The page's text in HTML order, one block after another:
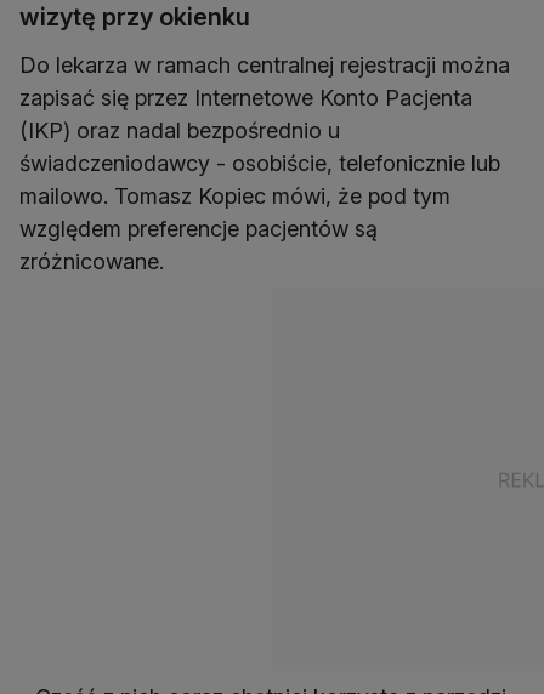
wizytę przy okienku
Do lekarza w ramach centralnej rejestracji można
zapisać się przez Internetowe Konto Pacjenta
(IKP) oraz nadal bezpośrednio u
świadczeniodawcy - osobiście, telefonicznie lub
mailowo. Tomasz Kopiec mówi, że pod tym
względem preferencje pacjentów są
zróżnicowane.